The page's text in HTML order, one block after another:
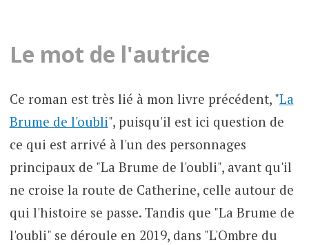
Le mot de l'autrice
Ce roman est très lié à mon livre précédent, "La
Brume de l'oubli", puisqu'il est ici question de
ce qui est arrivé à l'un des personnages
principaux de "La Brume de l'oubli", avant qu'il
ne croise la route de Catherine, celle autour de
qui l'histoire se passe. Tandis que "La Brume de
l'oubli" se déroule en 2019, dans "L'Ombre du